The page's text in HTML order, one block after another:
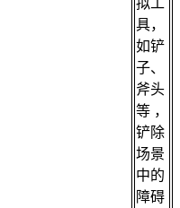
拟工
具，
如铲
子、
斧头
等 ，
铲除
场景
中的
障碍